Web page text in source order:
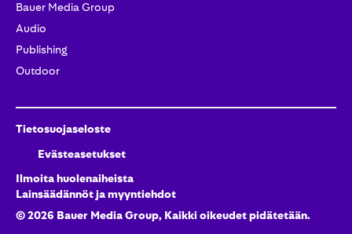
Bauer Media Group
Audio
Publishing
Outdoor
Tietosuojaseloste
Evästeasetukset
Ilmoita huolenaiheista
Lainsäädännöt ja myyntiehdot
©2026 Bauer Media Group, Kaikki oikeudet pidätetään.